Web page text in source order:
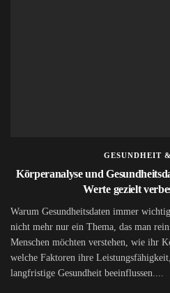
GESUNDHEIT
Körperanalyse und
Werte gezielt
Warum Gesundheitsdaten immer
nicht mehr nur ein Thema, das man
Menschen möchten verstehen, wie ihr
welche Faktoren ihre
langfristige Gesundheit beeinflussen....